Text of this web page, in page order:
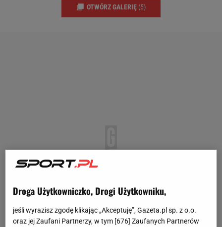
OTWÓRZ GALERIĘ (5)
Droga Użytkowniczko, Drogi Użytkowniku,
jeśli wyrazisz zgodę klikając „Akceptuję”, Gazeta.pl sp. z o.o.
oraz jej Zaufani Partnerzy, w tym [676] Zaufanych Partnerów